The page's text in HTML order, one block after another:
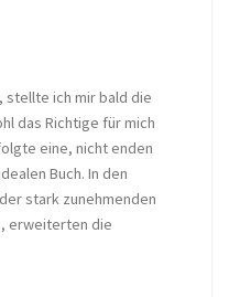
stellte ich mir bald die
das Richtige für mich
eine, nicht enden
Buch. In den
stark zunehmenden
erweiterten die